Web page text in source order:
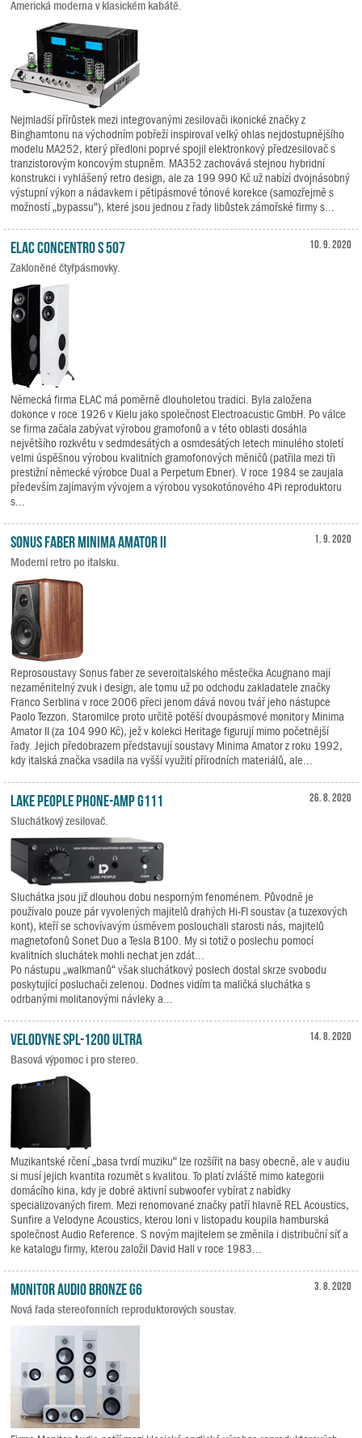
Americká moderna v klasickém kabátě.
Nejmladší přírůstek mezi integrovanými zesilovači ikonické značky z
Binghamtonu na východním pobřeží inspiroval velký ohlas nejdostupnějšího
modelu MA252, který předloni poprvé spojil elektronkový předzesilovač s
tranzistorovým koncovým stupněm. MA352 zachovává stejnou hybridní
konstrukci i vyhlášený retro design, ale za 199 990 Kč už nabízí dvojnásobný
výstupní výkon a nádavkem i pětipásmové tónové korekce (samozřejmě s
možností „bypassu“), které jsou jednou z řady libůstek zámořské firmy s...
10. 9. 2020
ELAC Concentro S 507
Zakloněné čtyřpásmovky.
Německá firma ELAC má poměrně dlouholetou tradici. Byla založena
dokonce v roce 1926 v Kielu jako společnost Electroacustic GmbH. Po válce
se firma začala zabývat výrobou gramofonů a v této oblasti dosáhla
největšího rozkvětu v sedmdesátých a osmdesátých letech minulého století
velmi úspěšnou výrobou kvalitních gramofonových měničů (patřila mezi tři
prestižní německé výrobce Dual a Perpetum Ebner). V roce 1984 se zaujala
především zajímavým vývojem a výrobou vysokotónového 4Pi reproduktoru
s...
1. 9. 2020
Sonus faber Minima Amator II
Moderní retro po italsku.
Reprosoustavy Sonus faber ze severoitalského městečka Acugnano mají
nezaměnitelný zvuk i design, ale tomu už po odchodu zakladatele značky
Franco Serblina v roce 2006 přeci jenom dává novou tvář jeho nástupce
Paolo Tezzon. Staromilce proto určitě potěší dvoupásmové monitory Minima
Amator II (za 104 990 Kč), jež v kolekci Heritage figurují mimo početnější
řady. Jejich předobrazem představují soustavy Minima Amator z roku 1992,
kdy italská značka vsadila na vyšší využití přírodních materiálů, ale...
26. 8. 2020
Lake People Phone-Amp G111
Sluchátkový zesilovač.
Sluchátka jsou již dlouhou dobu nesporným fenoménem. Původně je
používalo pouze pár vyvolených majitelů drahých Hi-FI soustav (a tuzexových
kont), kteří se schovívavým úsměvem poslouchali starosti nás, majitelů
magnetofonů Sonet Duo a Tesla B100. My si totiž o poslechu pomocí
kvalitních sluchátek mohli nechat jen zdát...
Po nástupu „walkmanů“ však sluchátkový poslech dostal skrze svobodu
poskytující posluchači zelenou. Dodnes vidím ta maličká sluchátka s
odrbanými molitanovými návleky a...
14. 8. 2020
Velodyne SPL-1200 Ultra
Basová výpomoc i pro stereo.
Muzikantské rčení „basa tvrdí muziku“ lze rozšířit na basy obecně, ale v audiu
si musí jejich kvantita rozumět s kvalitou. To platí zvláště mimo kategorii
domácího kina, kdy je dobré aktivní subwoofer vybírat z nabídky
specializovaných firem. Mezi renomované značky patří hlavně REL Acoustics,
Sunfire a Velodyne Acoustics, kterou loni v listopadu koupila hamburská
společnost Audio Reference. S novým majitelem se změnila i distribuční síť a
ke katalogu firmy, kterou založil David Hall v roce 1983...
3. 8. 2020
Monitor Audio Bronze G6
Nová řada stereofonních reproduktorových soustav.